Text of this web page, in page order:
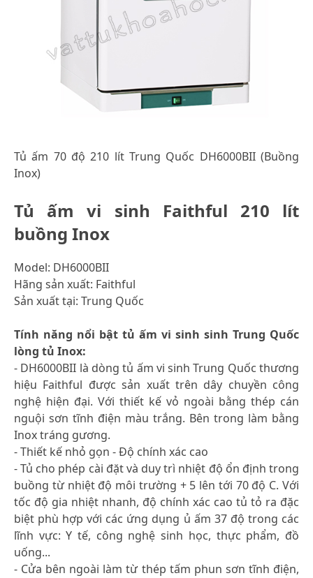
Tủ ấm 70 độ 210 lít Trung Quốc DH6000BII (Buồng
Inox)
Tủ ấm vi sinh Faithful 210 lít
buồng Inox
Model: DH6000BII
Hãng sản xuất: Faithful
Sản xuất tại: Trung Quốc
Tính năng nổi bật tủ ấm vi sinh sinh Trung Quốc
lòng tủ Inox:
- DH6000BII là dòng tủ ấm vi sinh Trung Quốc thương
hiệu Faithful được sản xuất trên dây chuyền công
nghệ hiện đại. Với thiết kế vỏ ngoài bằng thép cán
nguội sơn tĩnh điện màu trắng. Bên trong làm bằng
Inox tráng gương.
- Thiết kế nhỏ gọn - Độ chính xác cao
- Tủ cho phép cài đặt và duy trì nhiệt độ ổn định trong
buồng từ nhiệt độ môi trường + 5 lên tới 70 độ C. Với
tốc độ gia nhiệt nhanh, độ chính xác cao tủ tỏ ra đặc
biệt phù hợp với các ứng dụng ủ ấm 37 độ trong các
lĩnh vực: Y tế, công nghệ sinh học, thực phẩm, đồ
uống...
- Cửa bên ngoài làm từ thép tấm phun sơn tĩnh điện,